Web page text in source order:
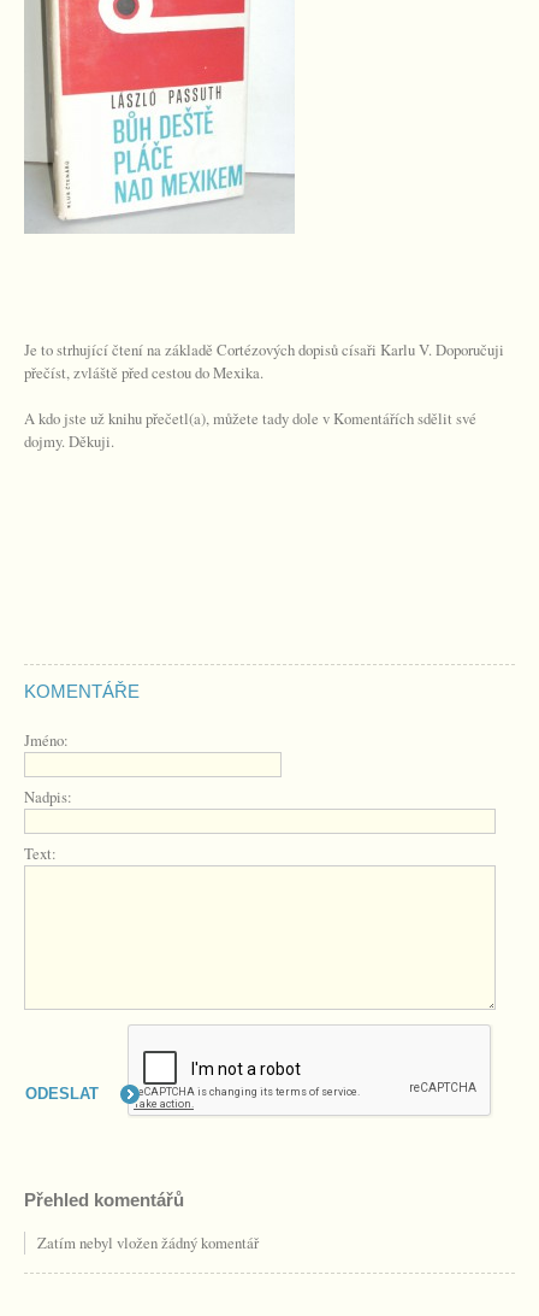
Je to strhující čtení na základě Cortézových dopisů císaři Karlu V. Doporučuji
přečíst, zvláště před cestou do Mexika.
A kdo jste už knihu přečetl(a), můžete tady dole v Komentářích sdělit své
dojmy. Děkuji.
KOMENTÁŘE
Jméno:
Nadpis:
Text:
Přehled komentářů
Zatím nebyl vložen žádný komentář